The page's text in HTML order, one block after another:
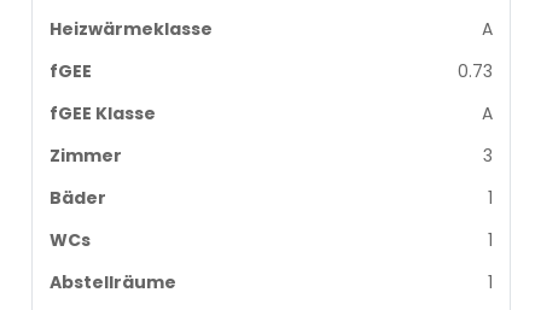
Heizwärmeklasse
A
fGEE
0.73
fGEE Klasse
A
Zimmer
3
Bäder
1
WCs
1
Abstellräume
1